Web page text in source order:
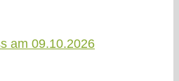
am 09.10.2026